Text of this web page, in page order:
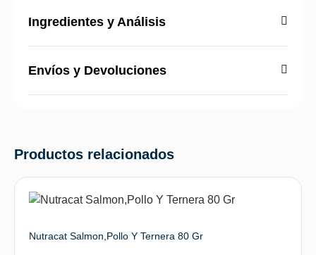
Ingredientes y Análisis
Envíos y Devoluciones
Productos relacionados
Nutracat Salmon,Pollo Y Ternera 80 Gr